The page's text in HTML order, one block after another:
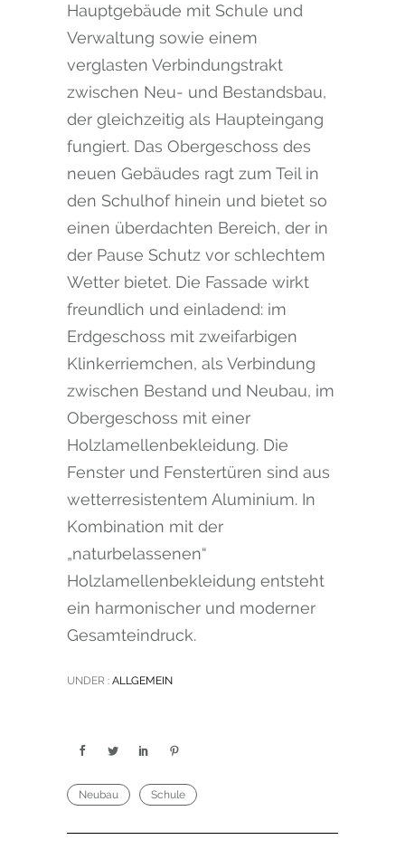
Hauptgebäude mit Schule und
Verwaltung sowie einem
verglasten Verbindungstrakt
zwischen Neu- und Bestandsbau,
der gleichzeitig als Haupteingang
fungiert. Das Obergeschoss des
neuen Gebäudes ragt zum Teil in
den Schulhof hinein und bietet so
einen überdachten Bereich, der in
der Pause Schutz vor schlechtem
Wetter bietet. Die Fassade wirkt
freundlich und einladend: im
Erdgeschoss mit zweifarbigen
Klinkerriemchen, als Verbindung
zwischen Bestand und Neubau, im
Obergeschoss mit einer
Holzlamellenbekleidung. Die
Fenster und Fenstertüren sind aus
wetterresistentem Aluminium. In
Kombination mit der
„naturbelassenen“
Holzlamellenbekleidung entsteht
ein harmonischer und moderner
Gesamteindruck.
UNDER : ALLGEMEIN
Neubau Schule